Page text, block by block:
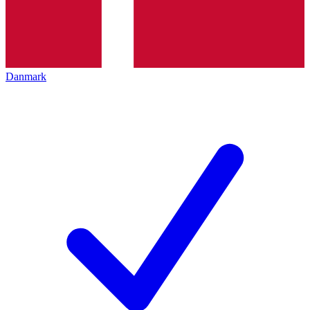
Danmark